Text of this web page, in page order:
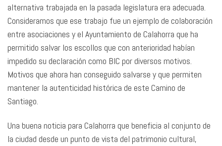
alternativa trabajada en la pasada legislatura era adecuada.
Consideramos que ese trabajo fue un ejemplo de colaboración
entre asociaciones y el Ayuntamiento de Calahorra que ha
permitido salvar los escollos que con anterioridad habían
impedido su declaración como BIC por diversos motivos.
Motivos que ahora han conseguido salvarse y que permiten
mantener la autenticidad histórica de este Camino de
Santiago.
Una buena noticia para Calahorra que beneficia al conjunto de
la ciudad desde un punto de vista del patrimonio cultural,